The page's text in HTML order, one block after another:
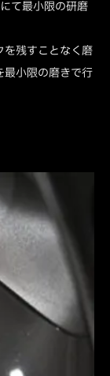
て最小限の研磨
を残すことなく磨
最小限の磨きで行